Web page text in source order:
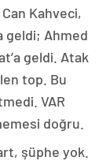
Kahveci,
geldi; Ahmed
geldi. Atak
top. Bu
VAR
doğru.
şüphe yok.